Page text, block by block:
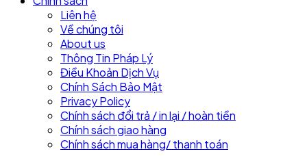
Liên hệ
Về chúng tôi
About us
Thông Tin Pháp Lý
Điều Khoản Dịch Vụ
Chính Sách Bảo Mật
Privacy Policy
Chính sách đổi trả / in lại / hoàn tiền
Chính sách giao hàng
Chính sách mua hàng/ thanh toán